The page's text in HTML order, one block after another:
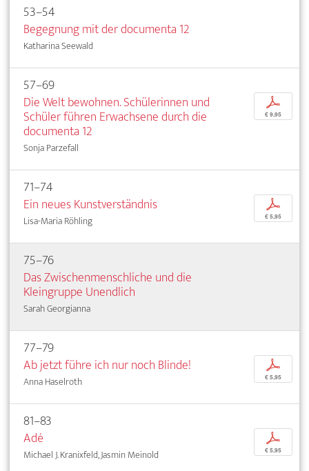
53–54
Begegnung mit der documenta 12
Katharina Seewald
57–69
Die Welt bewohnen. Schülerinnen und
Schüler führen Erwachsene durch die
documenta 12
Sonja Parzefall
p
€ 9,95
71–74
Ein neues Kunstverständnis
Lisa-Maria Röhling
p
€ 5,95
75–76
Das Zwischenmenschliche und die
Kleingruppe Unendlich
Sarah Georgianna
77–79
Ab jetzt führe ich nur noch Blinde!
Anna Haselroth
p
€ 5,95
81–83
Adé
Michael J. Kranixfeld, Jasmin Meinold
p
€ 5,95